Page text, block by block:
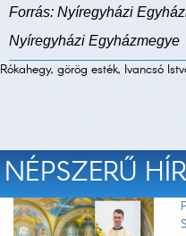
Forrás: Nyíregyházi
Nyíregyházi Egyházmegye
Rókahegy, görög esték, Ivancsó
NÉPSZERŰ